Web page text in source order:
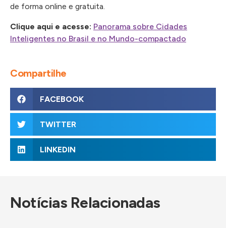
de forma online e gratuita.
Clique aqui e acesse: Panorama sobre Cidades
Inteligentes no Brasil e no Mundo-compactado
Compartilhe
FACEBOOK
TWITTER
LINKEDIN
Notícias Relacionadas